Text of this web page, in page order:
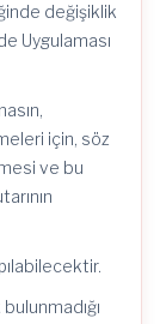
değişiklik
Uygulaması
için, söz
ve bu